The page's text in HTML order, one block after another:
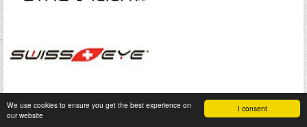
I consent
We use cookies to ensure you get the best experience on
our website